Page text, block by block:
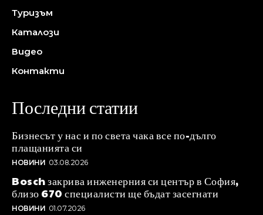
Туризъм
Каталози
Видео
Контакти
Последни статии
Бизнесът у нас и по света чака все по-дълго
плащанията си
НОВИНИ 03.08.2026
Bosch закрива инженерния си център в София,
близо 670 специалисти ще бъдат засегнати
НОВИНИ 01.07.2026